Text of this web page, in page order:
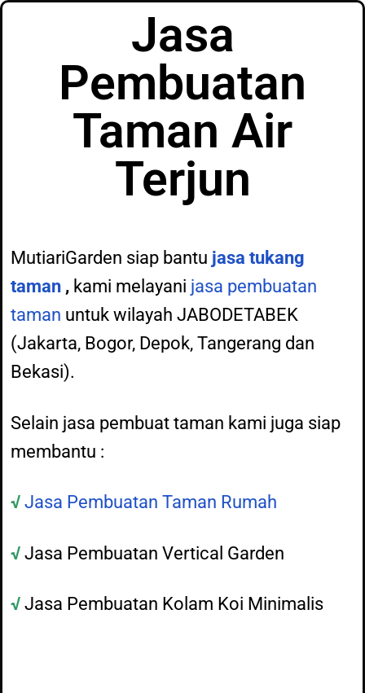
Jasa
Pembuatan
Taman Air
Terjun
MutiariGarden siap bantu jasa tukang
taman , kami melayani jasa pembuatan
taman untuk wilayah JABODETABEK
(Jakarta, Bogor, Depok, Tangerang dan
Bekasi).
Selain jasa pembuat taman kami juga siap
membantu :
√ Jasa Pembuatan Taman Rumah
√ Jasa Pembuatan Vertical Garden
√ Jasa Pembuatan Kolam Koi Minimalis